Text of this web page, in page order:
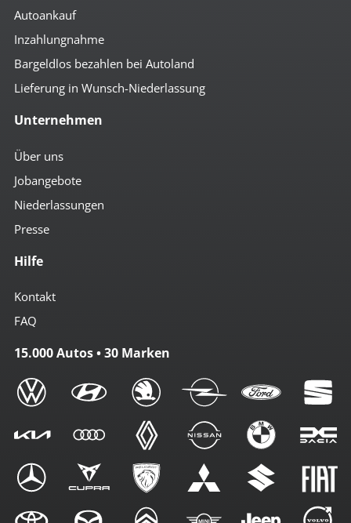
Autoankauf
Inzahlungnahme
Bargeldlos bezahlen bei Autoland
Lieferung in Wunsch-Niederlassung
Unternehmen
Über uns
Jobangebote
Niederlassungen
Presse
Hilfe
Kontakt
FAQ
15.000 Autos • 30 Marken